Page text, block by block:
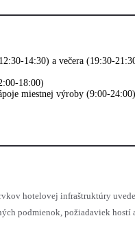
14:30) a večera (19:30-
18:00)
miestnej výroby (9:00-
hotelovej infraštruktúry
podmienok, požiadaviek